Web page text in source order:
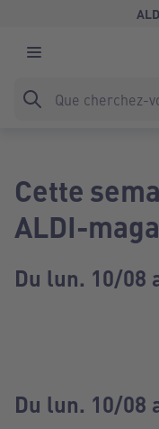
Cette
ALDI-
Du lun. 10/08
Du lun. 10/08